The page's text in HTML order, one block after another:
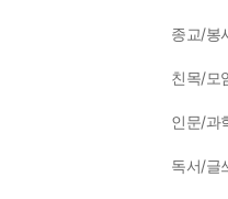
종교/봉
친목/모
인문/과
독서/글